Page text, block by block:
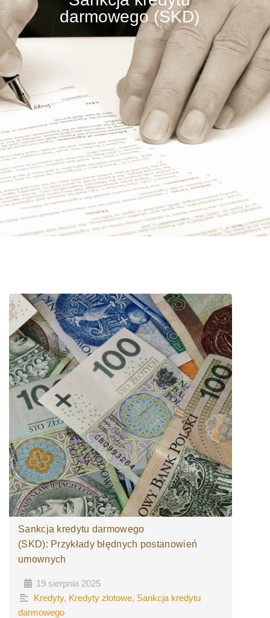
darmowego (SKD)
Sankcja kredytu darmowego
(SKD): Przykłady błędnych postanowień
umownych
19 sierpnia 2025
Kredyty, Kredyty złotowe, Sankcja kredytu
darmowego